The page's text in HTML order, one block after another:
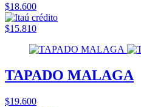
$18.600
$15.810
TAPADO MALAGA
$19.600